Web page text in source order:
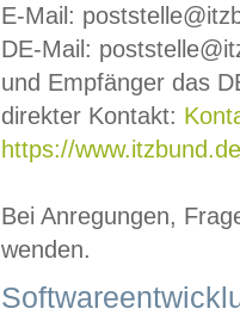
E-Mail:
DE-Mail:
und Empfänger das
direkter Kontakt:
https://
Bei Anregungen,
wenden.